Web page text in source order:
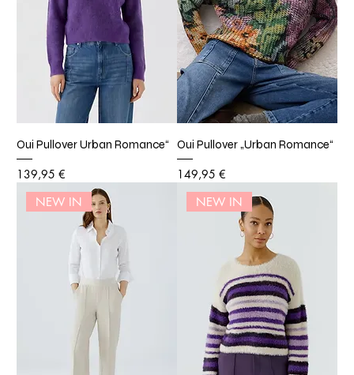
Oui Pullover Urban Romance“
Preis
139,95 €
Oui Pullover „Urban Romance“
Preis
149,95 €
NEW IN
NEW IN